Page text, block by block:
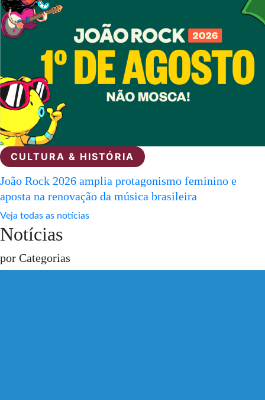
CULTURA & HISTÓRIA
João Rock 2026 amplia protagonismo feminino e
aposta na renovação da música brasileira
Veja todas as notícias
Notícias
por Categorias